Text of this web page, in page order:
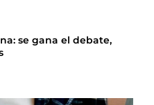
se gana el debate,